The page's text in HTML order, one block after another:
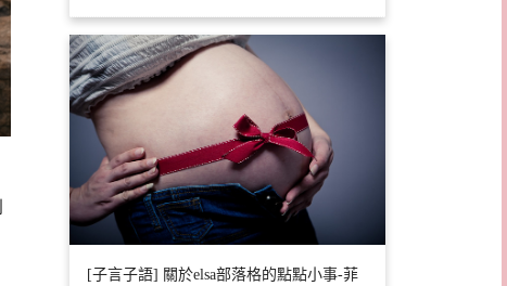
[子言子語] 關於elsa部落格的點點小事-菲